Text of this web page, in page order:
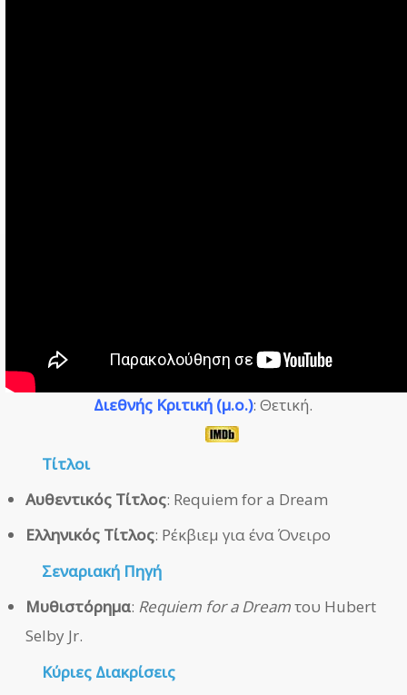
Διεθνής Κριτική (μ.ο.): Θετική.
Τίτλοι
Αυθεντικός Τίτλος: Requiem for a Dream
Ελληνικός Τίτλος: Ρέκβιεμ για ένα Όνειρο
Σεναριακή Πηγή
Μυθιστόρημα: Requiem for a Dreamτου Hubert
Selby Jr.
Κύριες Διακρίσεις